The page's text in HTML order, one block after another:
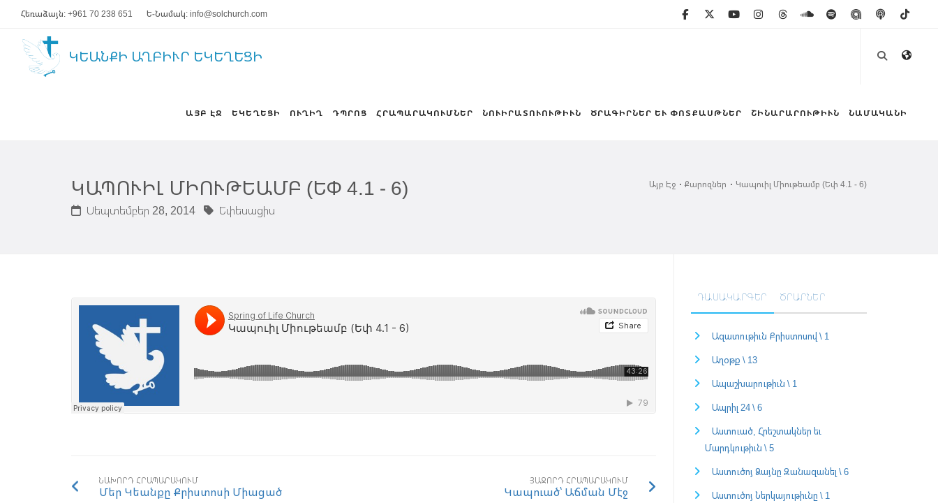
Հեռաձայն: +961 70 238 651 Ե-Նամակ: info@solchurch.com
ԿԵԱՆՔԻ ԱՂԲԻՒՐ ԵԿԵՂԵՑԻ
ԱՅԲ ԷՋ ԵԿԵՂԵՑԻ ՈՒՂԻՂ ԴՊՐՈՑ ՀՐԱՊԱՐԱԿՈՒՄՆԵՐ ՆՈՒԻՐԱՏՈՒՈՒԹԻՒՆ ԾՐԱԳԻՐՆԵՐ ԵՒ ՓՈՏՔԱՍԹՆԵՐ ՇԻՆԱՐԱՐՈՒԹԻՒՆ ՆԱՄԱԿԱՆԻ
Այբ Էջ Քարոզներ Կապուիլ Միութեամբ (Եփ 4.1 - 6)
ԿԱՊՈՒԻԼ ՄԻՈՒԹԵԱՄԲ (ԵՓ 4.1 - 6)
Սեպտեմբեր 28, 2014 Եփեսացիս
ՆԱԽՈՐԴ ՀՐԱՊԱՐԱԿՈՒՄ
Մեր Կեանքը Քրիստոսի Միացած
ՅԱՋՈՐԴ ՀՐԱՊԱՐԱԿՈՒՄ
Կապուած՝ Աճման Մէջ
ԴԱՍԱԿԱՐԳԵՐ ԾՐԱՐՆԵՐ
Ազատութիւն Քրիստոսով \ 1
Աղօթք \ 13
Ապաշխարութիւն \ 1
Ապրիլ 24 \ 6
Աստուած, Հրեշտակներ եւ
Մարդկութիւն \ 5
Աստուծոյ Ձայնը Զանազանել \ 6
Աստուծոյ Ներկայութիւնը \ 1